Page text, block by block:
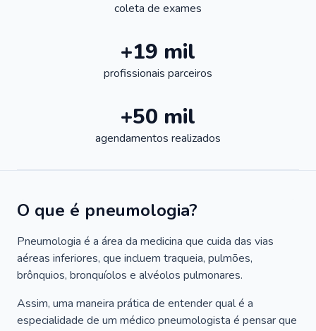
coleta de exames
+19 mil
profissionais parceiros
+50 mil
agendamentos realizados
O que é pneumologia?
Pneumologia é a área da medicina que cuida das vias
aéreas inferiores, que incluem traqueia, pulmões,
brônquios, bronquíolos e alvéolos pulmonares.
Assim, uma maneira prática de entender qual é a
especialidade de um médico pneumologista é pensar que